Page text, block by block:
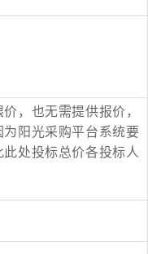
，也无需提供报价，
阳光采购平台系统要
处投标总价各投标人